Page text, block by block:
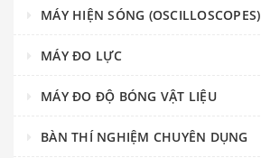
MÁY HIỆN SÓNG (OSCILLOSCOPES)
MÁY ĐO LỰC
MÁY ĐO ĐỘ BÓNG VẬT LIỆU
BÀN THÍ NGHIỆM CHUYÊN DỤNG